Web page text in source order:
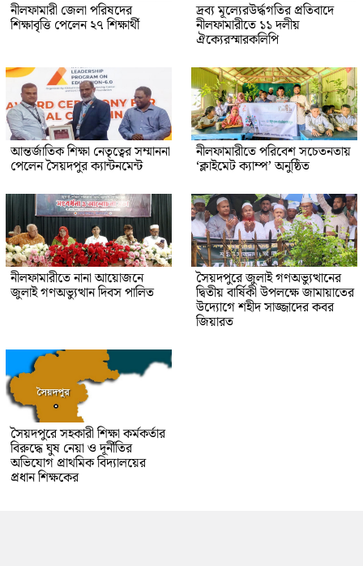
নীলফামারী জেলা পরিষদের
শিক্ষাবৃত্তি পেলেন ২৭ শিক্ষার্থী
দ্রব্য মূল্যেরউর্দ্ধগতির প্রতিবাদে
নীলফামারীতে ১১ দলীয়
ঐক্যেরস্মারকলিপি
আন্তর্জাতিক শিক্ষা নেতৃত্বের সম্মাননা
পেলেন সৈয়দপুর ক্যান্টনমেন্ট
নীলফামারীতে পরিবেশ সচেতনতায়
‘ক্লাইমেট ক্যাম্প’ অনুষ্ঠিত
নীলফামারীতে নানা আয়োজনে
জুলাই গণঅভ্যুত্থান দিবস পালিত
সৈয়দপুরে জুলাই গণঅভ্যুত্থানের
দ্বিতীয় বার্ষিকী উপলক্ষে জামায়াতের
উদ্যোগে শহীদ সাজ্জাদের কবর
জিয়ারত
সৈয়দপুরে সহকারী শিক্ষা কর্মকর্তার
বিরুদ্ধে ঘুষ নেয়া ও দূর্নীতির
অভিযোগ প্রাথমিক বিদ্যালয়ের
প্রধান শিক্ষকের